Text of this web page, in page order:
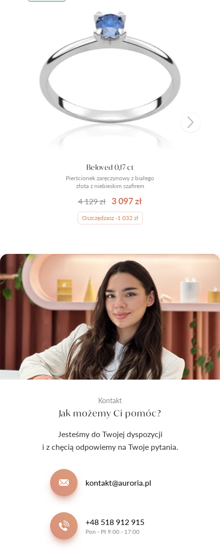
Pierścionek zaręczynowy z białego
złota z niebieskim szafirem
Beloved 0,17 ct
4 129 zł 3 097 zł
Oszczędzasz -1 032 zł
Kontakt
Jak możemy Ci pomóc?
Jesteśmy do Twojej dyspozycji
i z chęcią odpowiemy na Twoje pytania.
kontakt@auroria.pl
+48 518 912 915
Pon - Pt 9:00 - 17:00